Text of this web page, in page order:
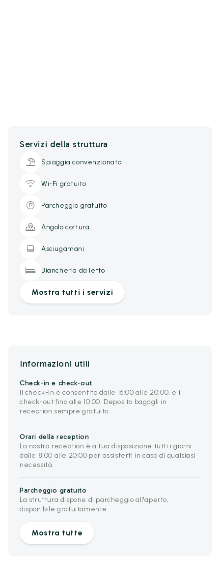
Servizi della struttura
Spiaggia convenzionata
Wi-Fi gratuito
Parcheggio gratuito
Angolo cottura
Asciugamani
Biancheria da letto
Mostra tutti i servizi
Informazioni utili
Check-in e check-out
Il check-in è consentito dalle 16:00 alle 20:00, e il
check-out fino alle 10:00. Deposito bagagli in
reception sempre gratuito.
Orari della reception
La nostra reception è a tua disposizione tutti i giorni
dalle 8:00 alle 20:00 per assisterti in caso di qualsiasi
necessità.
Parcheggio gratuito
La struttura dispone di parcheggio all'aperto,
disponibile gratuitamente.
Mostra tutte